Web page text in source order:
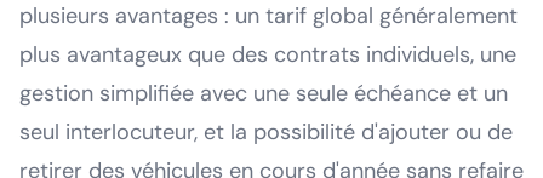
plusieurs avantages : un tarif global généralement
plus avantageux que des contrats individuels, une
gestion simplifiée avec une seule échéance et un
seul interlocuteur, et la possibilité d'ajouter ou de
retirer des véhicules en cours d'année sans refaire